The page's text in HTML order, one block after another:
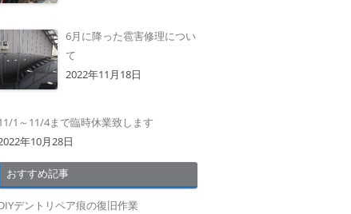
6月に降った雹害修理につい
て
2022年11月18日
1～11/4まで臨時休業致します
年10月28日
おすすめ記事
デントリペア痕の復旧作業